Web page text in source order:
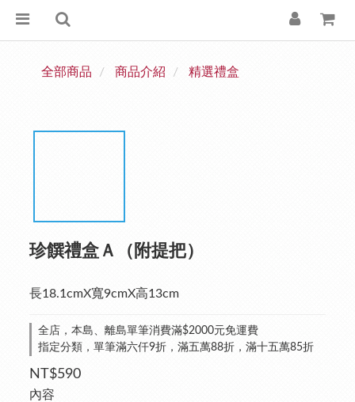
全部商品 商品介紹 精選禮盒
珍饌禮盒Ａ（附提把）
長18.1cmX寬9cmX高13cm
全店，本島、離島單筆消費滿$2000元免運費
指定分類，單筆滿六仟9折，滿五萬88折，滿十五萬85折
NT$590
內容